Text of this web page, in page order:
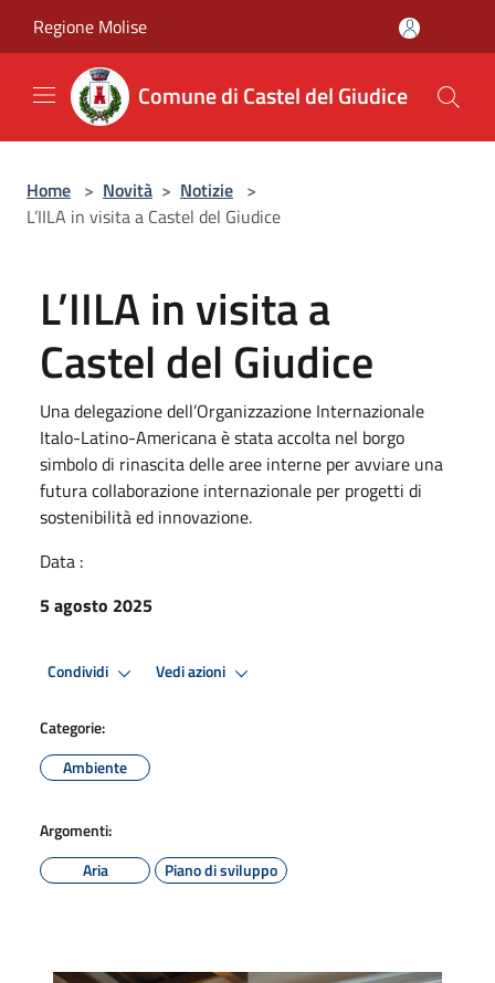
Regione Molise
Comune di Castel del Giudice
Home > Novità > Notizie >
L’IILA in visita a Castel del Giudice
L’IILA in visita a
Castel del Giudice
Una delegazione dell’Organizzazione Internazionale
Italo-Latino-Americana è stata accolta nel borgo
simbolo di rinascita delle aree interne per avviare una
futura collaborazione internazionale per progetti di
sostenibilità ed innovazione.
Data :
5 agosto 2025
Condividi Vedi azioni
Categorie:
Ambiente
Argomenti:
Aria
Piano di sviluppo